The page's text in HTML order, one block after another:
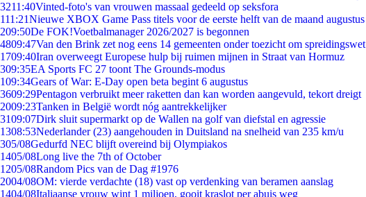
3211:40Vinted-foto's van vrouwen massaal gedeeld op seksfora
111:21Nieuwe XBOX Game Pass titels voor de eerste helft van de maand augustus
209:50De FOK!Voetbalmanager 2026/2027 is begonnen
4809:47Van den Brink zet nog eens 14 gemeenten onder toezicht om spreidingswet
1709:40Iran overweegt Europese hulp bij ruimen mijnen in Straat van Hormuz
309:35EA Sports FC 27 toont The Grounds-modus
109:34Gears of War: E-Day open beta begint 6 augustus
3609:29Pentagon verbruikt meer raketten dan kan worden aangevuld, tekort dreigt
2009:23Tanken in België wordt nóg aantrekkelijker
3109:07Dirk sluit supermarkt op de Wallen na golf van diefstal en agressie
1308:53Nederlander (23) aangehouden in Duitsland na snelheid van 235 km/u
305/08Gedurfd NEC blijft overeind bij Olympiakos
1405/08Long live the 7th of October
1205/08Random Pics van de Dag #1976
2004/08OM: vierde verdachte (18) vast op verdenking van beramen aanslag
1404/08Italiaanse vrouw wint 1 miljoen, gooit kraslot per abuis weg